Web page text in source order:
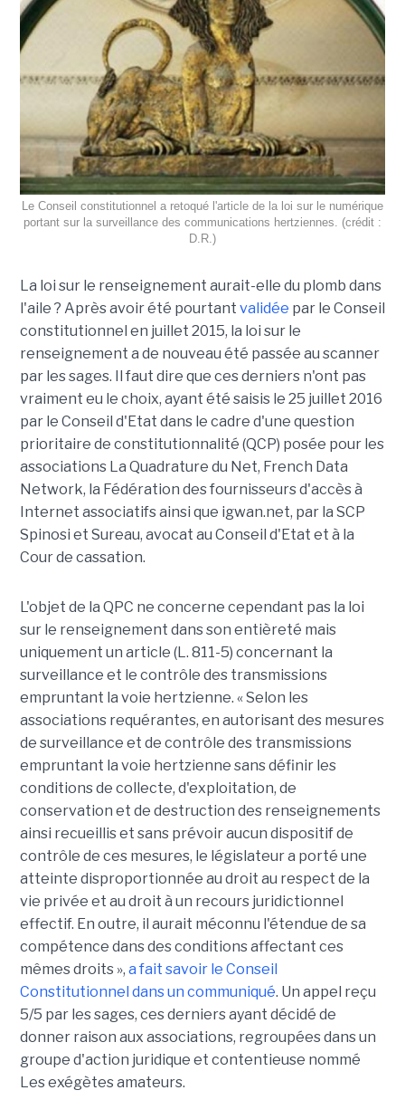
Le Conseil constitutionnel a retoqué l'article de la loi sur le numérique
portant sur la surveillance des communications hertziennes. (crédit :
D.R.)
La loi sur le renseignement aurait-elle du plomb dans
l'aile ? Après avoir été pourtant validée par le Conseil
constitutionnel en juillet 2015, la loi sur le
renseignement a de nouveau été passée au scanner
par les sages. Il faut dire que ces derniers n'ont pas
vraiment eu le choix, ayant été saisis le 25 juillet 2016
par le Conseil d'Etat dans le cadre d'une question
prioritaire de constitutionnalité (QCP) posée pour les
associations La Quadrature du Net, French Data
Network, la Fédération des fournisseurs d'accès à
Internet associatifs ainsi que igwan.net, par la SCP
Spinosi et Sureau, avocat au Conseil d'Etat et à la
Cour de cassation.
L'objet de la QPC ne concerne cependant pas la loi
sur le renseignement dans son entièreté mais
uniquement un article (L. 811-5) concernant la
surveillance et le contrôle des transmissions
empruntant la voie hertzienne. « Selon les
associations requérantes, en autorisant des mesures
de surveillance et de contrôle des transmissions
empruntant la voie hertzienne sans définir les
conditions de collecte, d'exploitation, de
conservation et de destruction des renseignements
ainsi recueillis et sans prévoir aucun dispositif de
contrôle de ces mesures, le législateur a porté une
atteinte disproportionnée au droit au respect de la
vie privée et au droit à un recours juridictionnel
effectif. En outre, il aurait méconnu l'étendue de sa
compétence dans des conditions affectant ces
mêmes droits », a fait savoir le Conseil
Constitutionnel dans un communiqué. Un appel reçu
5/5 par les sages, ces derniers ayant décidé de
donner raison aux associations, regroupées dans un
groupe d'action juridique et contentieuse nommé
Les exégètes amateurs.